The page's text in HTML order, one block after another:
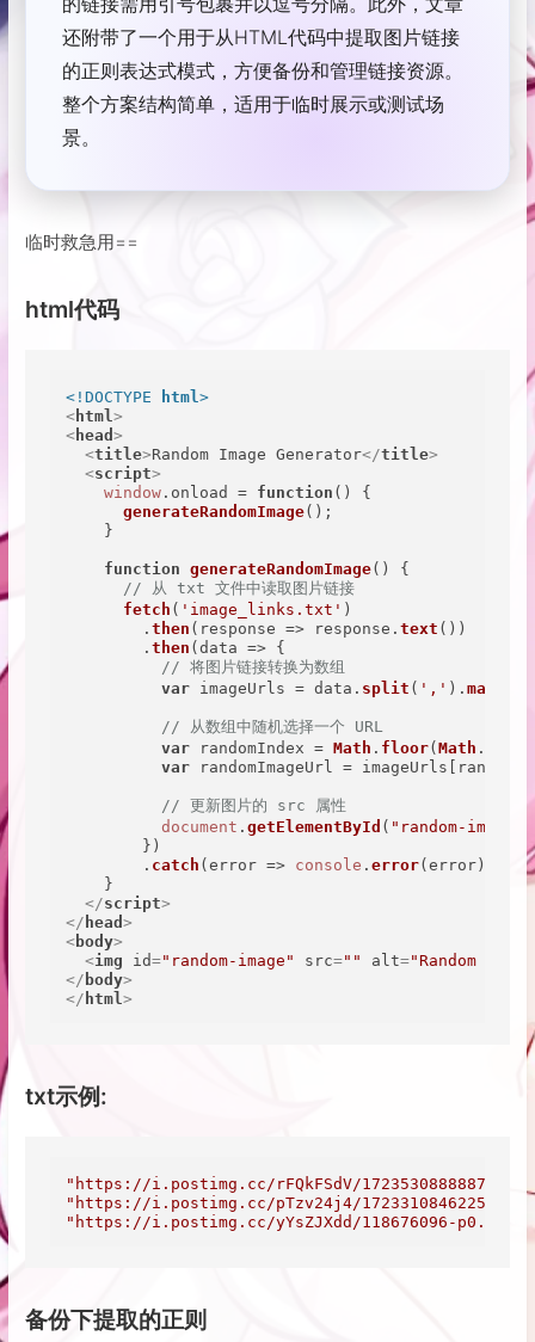
还附带了一个用于从HTML代码中提取图片链接
的正则表达式模式，方便备份和管理链接资源。
整个方案结构简单，适用于临时展示或测试场
景。
临时救急用==
html代码
<!DOCTYPE html>
<html>
<head>
<title>Random Image Generator</title>
<script>
window. onload = function( ) {
generateRandomImage();
    }
function generateRandomImage( ) {
// 从 txt 文件中读取图片链接
fetch( 'image_links.txt' )
        .
then( response => response.text())
        .
then(data => {
// 将图片链接转换为数组
var imageUrls = data. split( ',' ).map
// 从数组中随机选择一个 URL
var randomIndex = Math . floor(Math .
var randomImageUrl =
// 更新图片的 src 属性
document .getElementById ( "random-image"
        })
        .
catch(error => console .error(error));
    }
</script>
</ head>
<body>
<img id="random-image" src="" alt="Random
</body>
</ html>
txt示例:
"https://i.postimg.cc/rFQkFSdV/1723530888887.jpg"
"https://i.postimg.cc/pTzv24j4/1723310846225.jpg"
"https://i.postimg.cc/yYsZJXdd/118676096-p0.png"
备份下提取的正则